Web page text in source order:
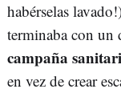
habérselas
terminaba con un
campaña
en vez de crear